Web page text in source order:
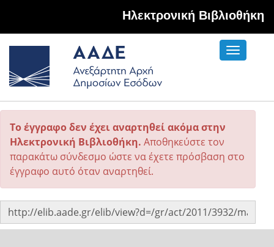
Hλεκτρονική Βιβλιοθήκη
Toggle
Το έγγραφο δεν έχει αναρτηθεί ακόμα στην
Ηλεκτρονική Βιβλιοθήκη. Αποθηκεύστε τον
παρακάτω σύνδεσμο ώστε να έχετε πρόσβαση στο
έγγραφο αυτό όταν αναρτηθεί.